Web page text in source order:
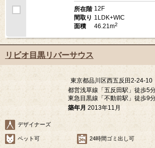
所在階 12F
間取り 1LDK+WIC
面積
46.21m2
リビオ目黒リバーサウス
東京都品川区西五反田2-24-10
都営浅草線「五反田駅」徒歩5分
東急目黒線「不動前駅」徒歩9分
築年月 2013年11月
デザイナーズ
ペット可 24時間ゴミ出し可